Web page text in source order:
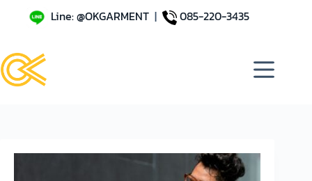
Line: @OKGARMENT| 085-220-3435